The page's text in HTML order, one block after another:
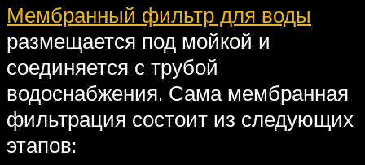
Мембранный фильтр для воды
размещается под мойкой и
соединяется с трубой
водоснабжения. Сама мембранная
фильтрация состоит из следующих
этапов: